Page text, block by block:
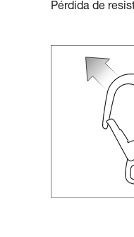
Pérdida de